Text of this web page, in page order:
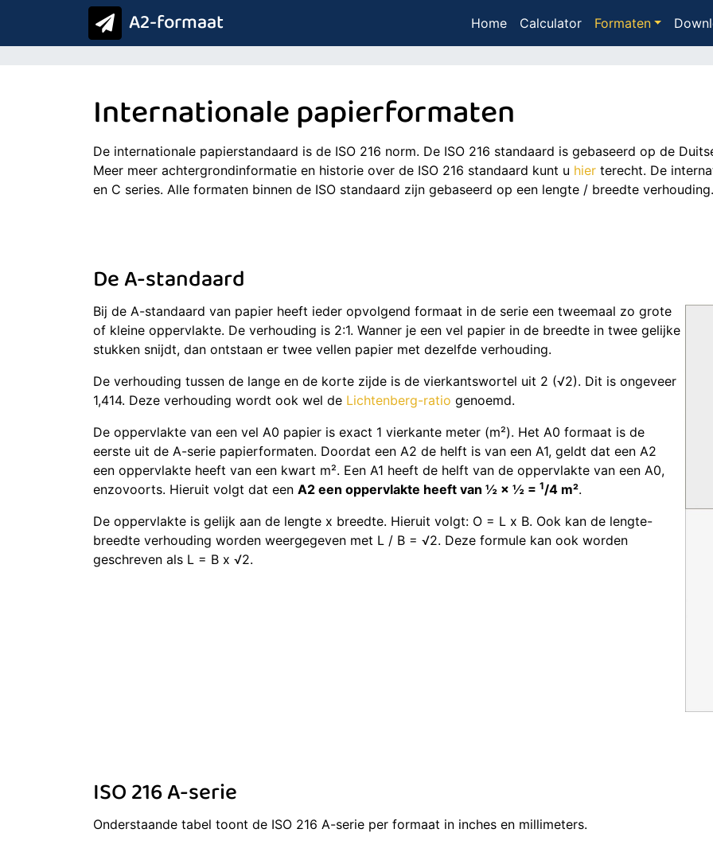
A2-formaat Home Calculator Formaten
Internationale papierformaten
De internationale papierstandaard is de ISO 216 norm. De ISO 216 standaard is gebaseerd op de
Meer meer achtergrondinformatie en historie over de ISO 216 standaard kunt u hier terecht. De
en C series. Alle formaten binnen de ISO standaard zijn gebaseerd op een lengte / breedte
De A-standaard
Bij de A-standaard van papier heeft ieder opvolgend formaat in de serie een tweemaal zo grote
of kleine oppervlakte. De verhouding is 2:1. Wanner je een vel papier in de breedte in twee gelijke
stukken snijdt, dan ontstaan er twee vellen papier met dezelfde verhouding.
De verhouding tussen de lange en de korte zijde is de vierkantswortel uit 2 (√2). Dit is ongeveer
1,414. Deze verhouding wordt ook wel de Lichtenberg-ratio genoemd.
De oppervlakte van een vel A0 papier is exact 1 vierkante meter (m²). Het A0 formaat is de
eerste uit de A-serie papierformaten. Doordat een A2 de helft is van een A1, geldt dat een A2
een oppervlakte heeft van een kwart m². Een A1 heeft de helft van de oppervlakte van een A0,
enzovoorts. Hieruit volgt dat een A2 een oppervlakte heeft van ½ × ½ = 1/4 m².
De oppervlakte is gelijk aan de lengte x breedte. Hieruit volgt: O = L x B. Ook kan de lengte-
breedte verhouding worden weergegeven met L / B = √2. Deze formule kan ook worden
geschreven als L = B x √2.
ISO 216 A-serie
Onderstaande tabel toont de ISO 216 A-serie per formaat in inches en millimeters.